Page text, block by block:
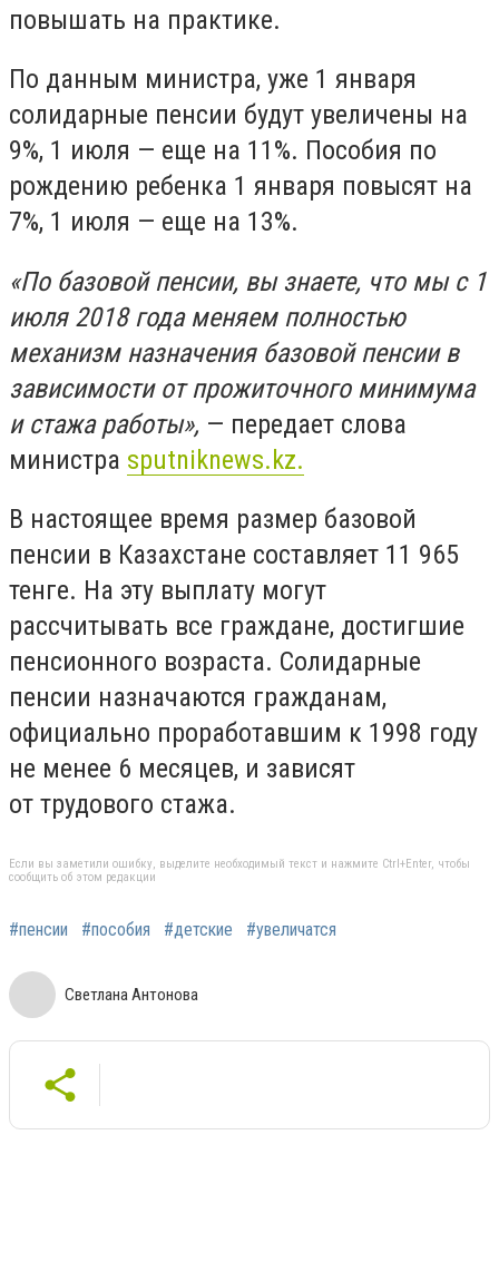
повышать на практике.
По данным министра, уже 1 января
солидарные пенсии будут увеличены на
9%, 1 июля — еще на 11%. Пособия по
рождению ребенка 1 января повысят на
7%, 1 июля — еще на 13%.
«По базовой пенсии, вы знаете, что мы с 1
июля 2018 года меняем полностью
механизм назначения базовой пенсии в
зависимости от прожиточного минимума
и стажа работы», — передает слова
министра sputniknews.kz.
В настоящее время размер базовой
пенсии в Казахстане составляет 11 965
тенге. На эту выплату могут
рассчитывать все граждане, достигшие
пенсионного возраста. Солидарные
пенсии назначаются гражданам,
официально проработавшим к 1998 году
не менее 6 месяцев, и зависят
от трудового стажа.
Если вы заметили ошибку, выделите необходимый текст и нажмите Ctrl+Enter, чтобы
сообщить об этом редакции
#пенсии #пособия #детские #увеличатся
Светлана Антонова